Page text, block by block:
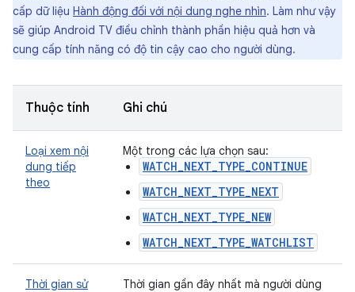
cấp dữ liệu Hành động đối với nội dung nghe nhìn. Làm như vậy
sẽ giúp Android TV điều chỉnh thành phần hiệu quả hơn và
cung cấp tính năng có độ tin cậy cao cho người dùng.
Thuộc tính Ghi chú
Loại xem nội
dung tiếp
theo
Một trong các lựa chọn sau:
WATCH_NEXT_TYPE_CONTINUE
WATCH_NEXT_TYPE_NEXT
WATCH_NEXT_TYPE_NEW
WATCH_NEXT_TYPE_WATCHLIST
Thời gian sử
Thời gian gần đây nhất mà người dùng